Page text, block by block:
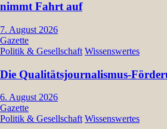
nimmt Fahrt auf
7. August 2026
Gazette
Politik & Gesellschaft Wissenswertes
Die Qualitätsjournalismus-
6. August 2026
Gazette
Politik & Gesellschaft Wissenswertes